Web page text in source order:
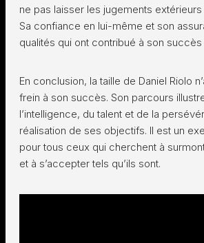
ne pas laisser les jugements
Sa confiance en lui-même et son
qualités qui ont contribué à son
En conclusion, la taille de Daniel Riolo
frein à son succès. Son parcours
l’intelligence, du talent et de la
réalisation de ses objectifs. Il est un
pour tous ceux qui cherchent à
et à s’accepter tels qu’ils sont.